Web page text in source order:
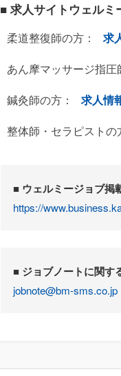
■ 求人サイトウェルミ
柔道整復師の方：
求
あん摩マッサージ指圧
鍼灸師の方：
求人情
整体師・セラピストの
■ ウェルミージョブ掲
https://
■ ジョブノートに関す
jobnote@bm-sms.co.jp